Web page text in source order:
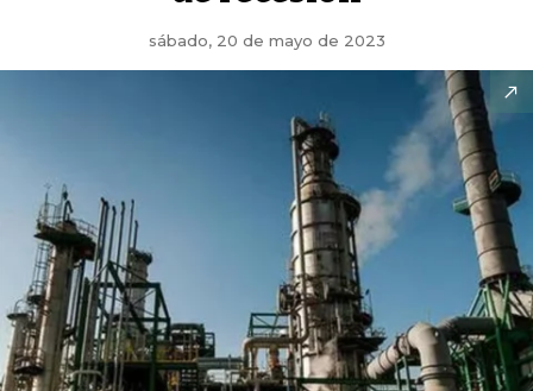
sábado, 20 de mayo de 2023